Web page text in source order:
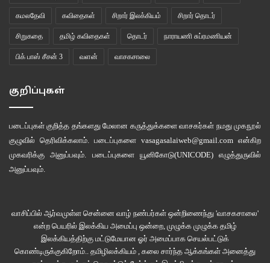
கமலதேவி கவிதைகள் சிறார் இலக்கியம் சிறார் தொடர்
சிறுகதை தமிழ் கவிதைகள் தொடர் நாராயணி சுப்ரமணியன்
பிக் பாஸ் சீசன் 3 வளன் வாசகசாலை
குறிப்புகள்
படைப்புகள் குறித்த தங்களது மேலான கருத்துக்களை வாசகர்கள் நமது முகநூல்
குழுவில் தெரிவிக்கலாம். படைப்புகளை vasagasalaiweb@gmail.com என்கிற
முகவரிக்கு அனுப்பவும். படைப்புகளை யூனிகோடு(UNICODE)எழுத்துருவில்
அனுப்பவும்.
வாசிப்பில் ஆர்வமுள்ள சென்னை வாழ் நண்பர்கள் ஒன்றிணைந்து 'வாசகசாலை'
என்ற பெயரில் இலக்கிய அமைப்பு ஒன்றை, முழுக்க முழுக்க தமிழ்
இலக்கியத்திற்கு மட்டுமேயான ஓர் அமைப்பாக செயல்பட்டுக்
கொண்டிருக்குகிறோம்.. தமிழிலக்கியம் , கலை சார்ந்த ஆக்கங்கள் அனைத்து